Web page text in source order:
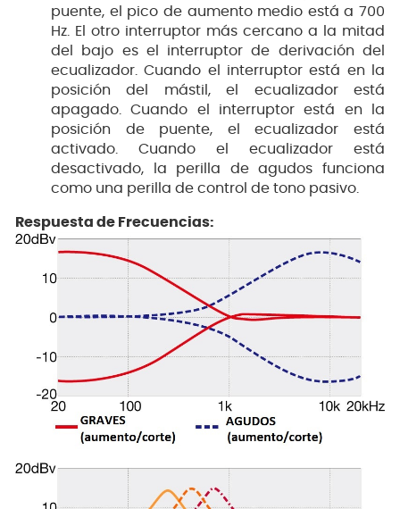
puente, el pico de aumento medio está a 700
Hz. El otro interruptor más cercano a la mitad
del bajo es el interruptor de derivación del
ecualizador. Cuando el interruptor está en la
posición del mástil, el ecualizador está
apagado. Cuando el interruptor está en la
posición de puente, el ecualizador está
activado. Cuando el ecualizador está
desactivado, la perilla de agudos funciona
como una perilla de control de tono pasivo.
Respuesta de Frecuencias: